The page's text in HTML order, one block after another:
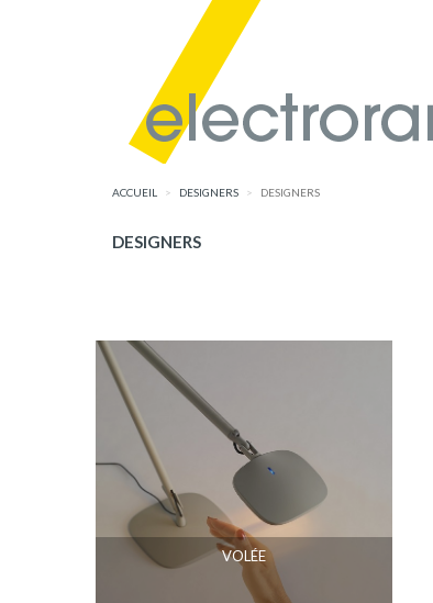
ACCUEIL DESIGNERS DESIGNERS
DESIGNERS
VOLÉE